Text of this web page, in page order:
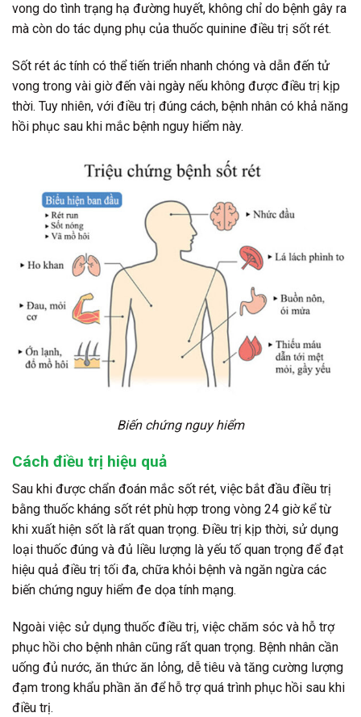
vong do tình trạng hạ đường huyết, không chỉ do bệnh gây ra
mà còn do tác dụng phụ của thuốc quinine điều trị sốt rét.
Sốt rét ác tính có thể tiến triển nhanh chóng và dẫn đến tử
vong trong vài giờ đến vài ngày nếu không được điều trị kịp
thời. Tuy nhiên, với điều trị đúng cách, bệnh nhân có khả năng
hồi phục sau khi mắc bệnh nguy hiểm này.
Biến chứng nguy hiểm
Cách điều trị hiệu quả
Sau khi được chẩn đoán mắc sốt rét, việc bắt đầu điều trị
bằng thuốc kháng sốt rét phù hợp trong vòng 24 giờ kể từ
khi xuất hiện sốt là rất quan trọng. Điều trị kịp thời, sử dụng
loại thuốc đúng và đủ liều lượng là yếu tố quan trọng để đạt
hiệu quả điều trị tối đa, chữa khỏi bệnh và ngăn ngừa các
biến chứng nguy hiểm đe dọa tính mạng.
Ngoài việc sử dụng thuốc điều trị, việc chăm sóc và hỗ trợ
phục hồi cho bệnh nhân cũng rất quan trọng. Bệnh nhân cần
uống đủ nước, ăn thức ăn lỏng, dễ tiêu và tăng cường lượng
đạm trong khẩu phần ăn để hỗ trợ quá trình phục hồi sau khi
điều trị.